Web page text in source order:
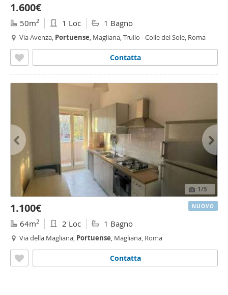
1.600€
50m2 1 Loc 1 Bagno
Via Avenza, Portuense, Magliana, Trullo - Colle del Sole, Roma
Contatta
1/5
1.100€
64m2 2 Loc 1 Bagno
Via della Magliana, Portuense, Magliana, Roma
Contatta
NUOVO